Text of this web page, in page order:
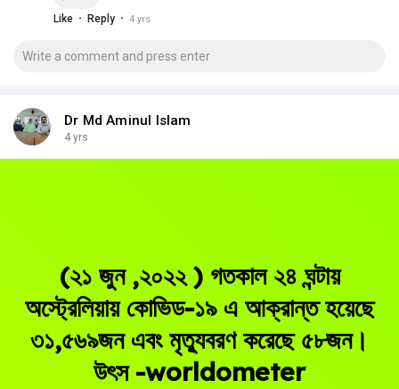
Like · Reply · 4 yrs
Dr Md Aminul Islam
4 yrs
(২১ জুন ,২০২২ ) গতকাল ২৪ ঘন্টায়
অস্ট্রেলিয়ায় কোভিড-১৯ এ আক্রান্ত হয়েছে
৩১,৫৬৯জন এবং মৃত্যুবরণ করেছে ৫৮জন।
উৎস -worldometer